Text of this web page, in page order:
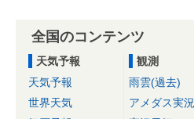
全国のコンテンツ
天気予報
天気予報
世界天気
観測
雨雲(過去)
アメダス実況